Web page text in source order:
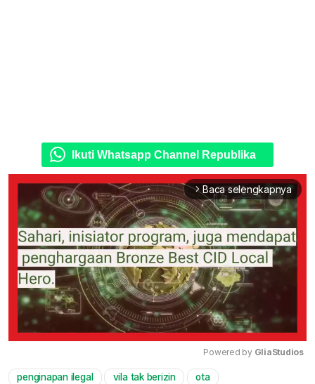
Ikuti Whatsapp Channel Republika
arrow_forward_ios Baca selengkapnya
Powered by GliaStudios
penginapan ilegal vila tak berizin ota